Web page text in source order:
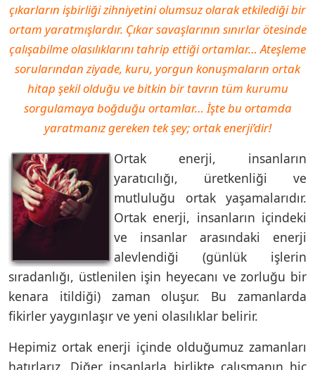
çıkarların işbirliği zihniyetini olumsuz olarak etkilediği bir
ortam yaratmışlardır. Çıkar savaşlarının sınırlar ötesinde
çalışabilme olasılıklarını tahrip ettiği ortamlar… Ateşleme
sorularından ziyade, kuru, yorgun konuşmaların ortak
hitap şekil olduğu ve bitkin bir tavrın tüm kurumu
sorgulamaya boğduğu ortamlar… İşte bu ortamda
yaratmanız gereken tek şey; ortak enerji’dir!
Ortak enerji, insanların
yaratıcılığı, üretkenliği ve
mutluluğu ortak yaşamalarıdır.
Ortak enerji, insanların içindeki
ve insanlar arasındaki enerji
alevlendiği (günlük işlerin
sıradanlığı, üstlenilen işin heyecanı ve zorluğu bir
kenara itildiği) zaman oluşur. Bu zamanlarda
fikirler yaygınlaşır ve yeni olasılıklar belirir.
Hepimiz ortak enerji içinde olduğumuz zamanları
hatırlarız. Diğer insanlarla birlikte çalışmanın hiç